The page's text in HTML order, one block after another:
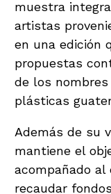
muestra
artistas
en una edición
propuestas
de los
plásticas
Además de su
mantiene el
acompañado al
recaudar